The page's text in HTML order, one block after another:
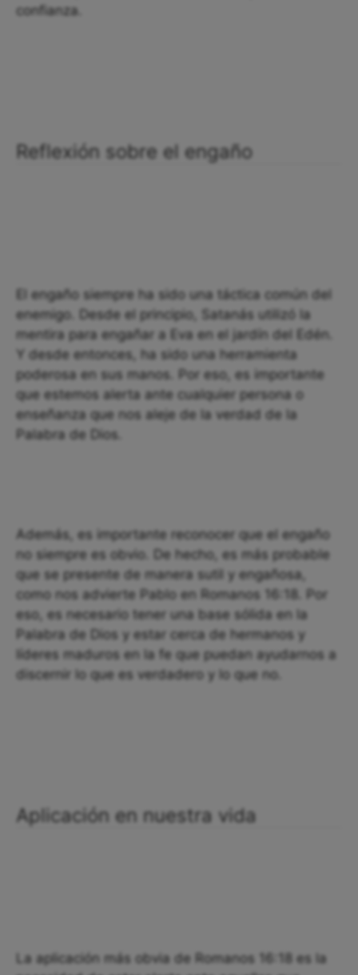
confianza.
Reflexión sobre el engaño
El engaño siempre ha sido una táctica común del
enemigo. Desde el principio, Satanás utilizó la
mentira para engañar a Eva en el jardín del Edén.
Y desde entonces, ha sido una herramienta
poderosa en sus manos. Por eso, es importante
que estemos alerta ante cualquier persona o
enseñanza que nos aleje de la verdad de la
Palabra de Dios.
Además, es importante reconocer que el engaño
no siempre es obvio. De hecho, es más probable
que se presente de manera sutil y engañosa,
como nos advierte Pablo en Romanos 16:18. Por
eso, es necesario tener una base sólida en la
Palabra de Dios y estar cerca de hermanos y
líderes maduros en la fe que puedan ayudarnos a
discernir lo que es verdadero y lo que no.
Aplicación en nuestra vida
La aplicación más obvia de Romanos 16:18 es la